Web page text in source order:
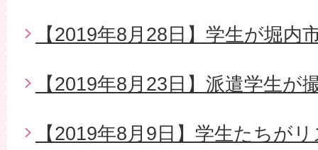
【2019年8月28日】学生が堀内
【2019年8月23日】派遣学生が
【2019年8月9日】学生たちが